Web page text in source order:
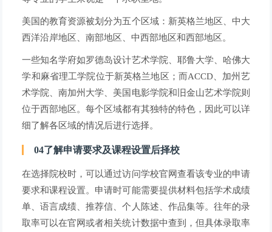
美国的教育资源被划分为五个区域：新英格兰地区、中大
西洋沿岸地区、南部地区、中西部地区和西部地区。
一些知名学府如罗德岛设计艺术学院、耶鲁大学、哈佛大
学和麻省理工学院位于新英格兰地区；而ACCD、加州艺
术学院、南加州大学、美国电影学院和旧金山艺术学院则
位于西部地区。每个区域都有其独特的特色，因此可以详
细了解各区域的情况后进行选择。
04了解申请要求及课程设置后择校
在选择院校时，可以通过访问学校官网查看该专业的申请
要求和课程设置。申请时可能需要提供材料包括学术成绩
单、语言成绩、推荐信、个人陈述、作品集等。往年的录
取率可以在官网或者相关统计数据中查到，但具体录取率